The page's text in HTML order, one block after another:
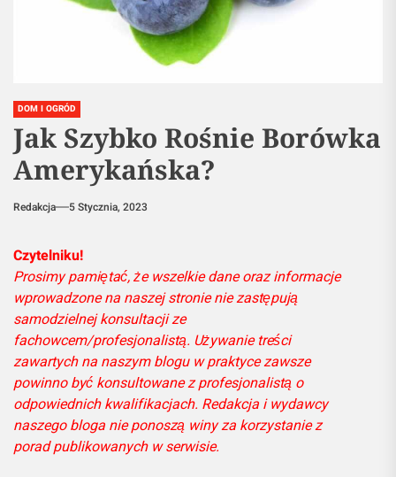
DOM I OGRÓD
Jak Szybko Rośnie Borówka
Amerykańska?
Redakcja 5 Stycznia, 2023
Czytelniku!
Prosimy pamiętać, że wszelkie dane oraz informacje
wprowadzone na naszej stronie nie zastępują
samodzielnej konsultacji ze
fachowcem/profesjonalistą. Używanie treści
zawartych na naszym blogu w praktyce zawsze
powinno być konsultowane z profesjonalistą o
odpowiednich kwalifikacjach. Redakcja i wydawcy
naszego bloga nie ponoszą winy za korzystanie z
porad publikowanych w serwisie.